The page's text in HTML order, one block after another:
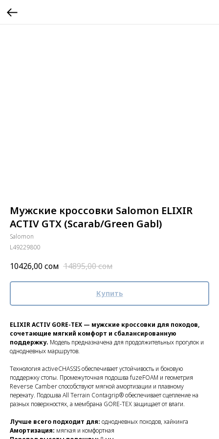
Мужские кроссовки Salomon ELIXIR
ACTIV GTX (Scarab/Green Gabl)
Salomon
L49229800
10426,00сом 14895,00сом
Купить
ELIXIR ACTIV GORE-TEX — мужские кроссовки для походов,
сочетающие мягкий комфорт и сбалансированную
поддержку. Модель предназначена для продолжительных прогулок и
однодневных маршрутов.
Технология activeCHASSIS обеспечивает устойчивость и боковую
поддержку стопы. Промежуточная подошва fuzeFOAM и геометрия
Reverse Camber способствуют мягкой амортизации и плавному
перекату. Подошва All Terrain Contagrip® обеспечивает сцепление на
разных поверхностях, а мембрана GORE-TEX защищает от влаги.
Лучше всего подходит для: однодневных походов, хайкинга
Амортизация: мягкая и комфортная